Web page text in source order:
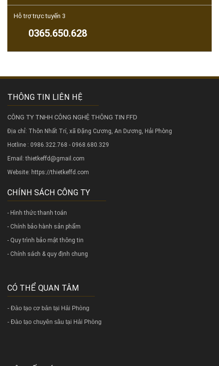
Hỗ trợ trực tuyến 3
0365.650.628
THÔNG TIN LIÊN HỆ
CÔNG TY TNHH CÔNG NGHỆ THÔNG TIN FFD
Địa chỉ: Thôn Nhất Trí, xã Đặng Cương, An Dương, Hải Phòng
Hotline : 0986.322.768 - 0968.680.329
Email: thietkeffd@gmail.com
Website: https://thietkeffd.com
CHÍNH SÁCH CÔNG TY
- Hình thức thanh toán
- Chính bảo hành sản phẩm
- Quy trình bảo mật thông tin
- Chính sách & quy định chung
CÓ THỂ QUAN TÂM
- Đào tạo cơ bản tại Hải Phòng
- Đào tạo chuyên sâu tại Hải Phòng